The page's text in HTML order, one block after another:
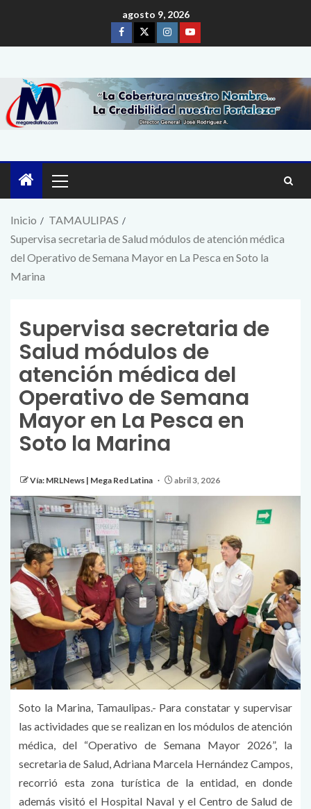
agosto 9, 2026
Inicio
TAMAULIPAS
Supervisa secretaria de Salud módulos de atención médica
del Operativo de Semana Mayor en La Pesca en Soto la
Marina
Supervisa secretaria de
Salud módulos de
atención médica del
Operativo de Semana
Mayor en La Pesca en
Soto la Marina
Vía: MRLNews | Mega Red Latina abril 3, 2026
Soto la Marina, Tamaulipas.- Para constatar y supervisar
las actividades que se realizan en los módulos de atención
médica, del “Operativo de Semana Mayor 2026”, la
secretaria de Salud, Adriana Marcela Hernández Campos,
recorrió esta zona turística de la entidad, en donde
además visitó el Hospital Naval y el Centro de Salud de